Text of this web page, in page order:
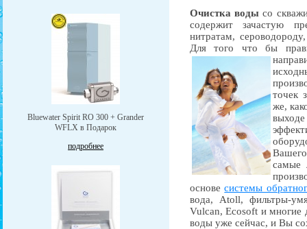
Bluewater Spirit RO 300 + Grander
WFLX в Подарок
подробнее
Очистка водысо
содержит зачастую
нитратам,
Для того что бы
точек
же,
самые
основесистемы
вода, Atoll, фильтры-
Vulcan, Ecosoft и многие
воды уже сейчас, и Вы